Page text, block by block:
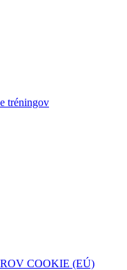
tréningov
COOKIE (EÚ)